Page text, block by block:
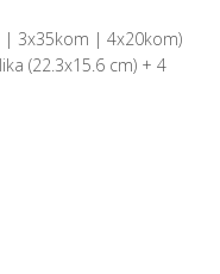
| 3x35kom | 4x20kom)
(22.3x15.6 cm) + 4